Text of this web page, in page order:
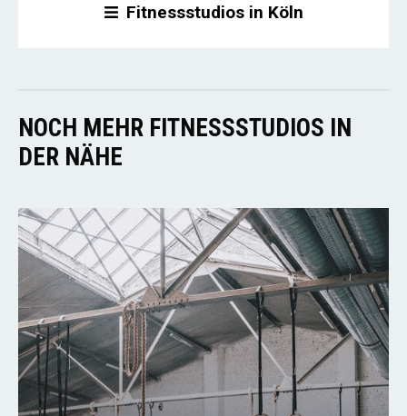
Fitnessstudios in Köln
NOCH MEHR FITNESSSTUDIOS IN
DER NÄHE